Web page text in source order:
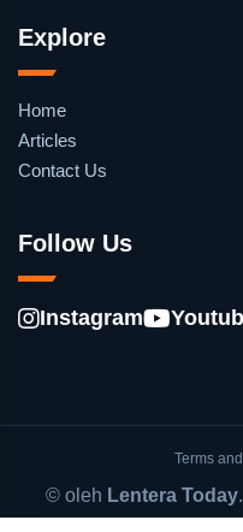
Explore
Home
Articles
Contact Us
Follow Us
Instagram
Terms
© oleh Lentera Today